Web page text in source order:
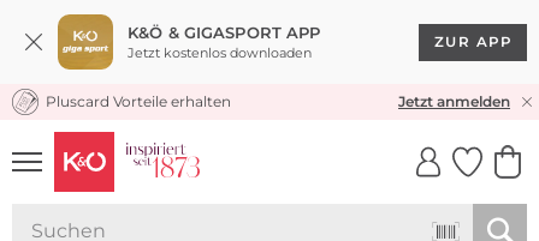
K&Ö & GIGASPORT APP
Jetzt kostenlos downloaden
ZUR APP
KOSTENLOSER VERSAND* & RÜCKVERSAND
Pluscard Vorteile erhalten Jetzt anmelden
UNSERE APP
CLICK &